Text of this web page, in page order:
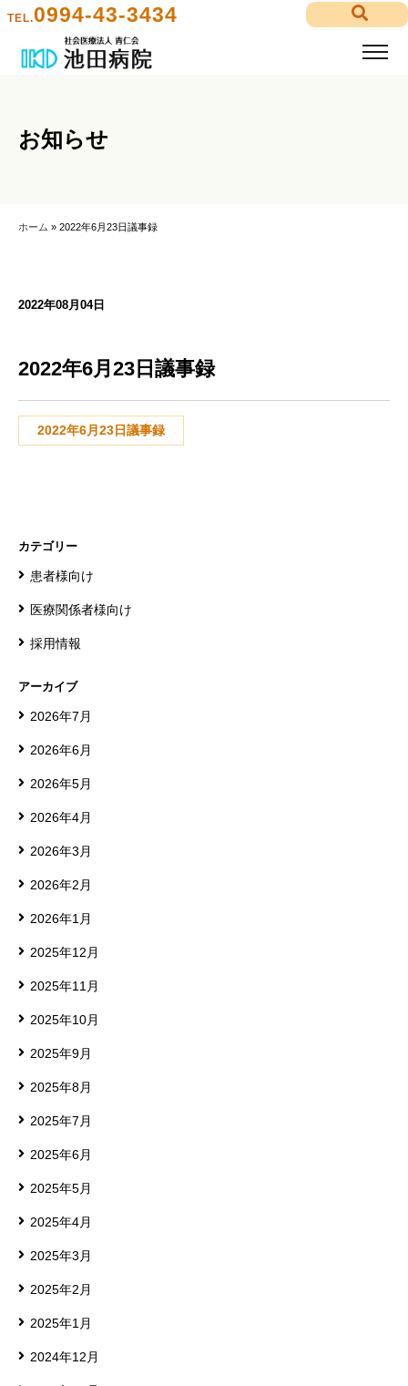
TEL.0994-43-3434
お知らせ
ホーム » 2022年6月23日議事録
2022年08月04日
2022年6月23日議事録
2022年6月23日議事録
カテゴリー
患者様向け
医療関係者様向け
採用情報
アーカイブ
2026年7月
2026年6月
2026年5月
2026年4月
2026年3月
2026年2月
2026年1月
2025年12月
2025年11月
2025年10月
2025年9月
2025年8月
2025年7月
2025年6月
2025年5月
2025年4月
2025年3月
2025年2月
2025年1月
2024年12月